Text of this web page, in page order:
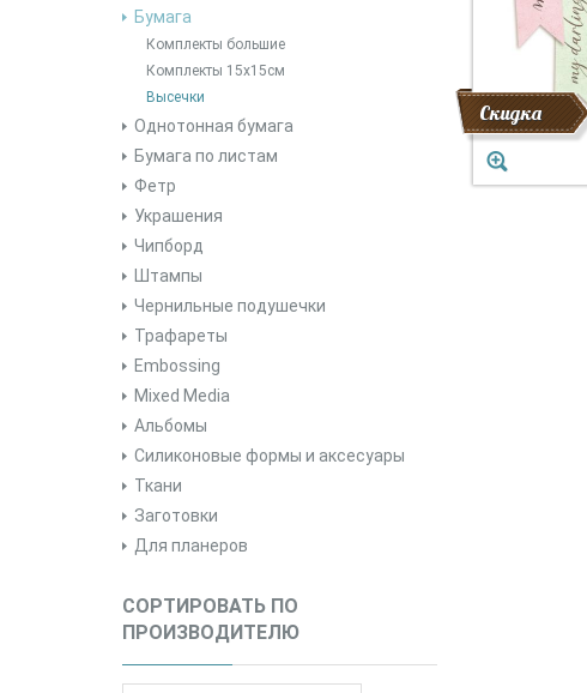
Бумага
Комплекты большие
Комплекты 15х15см
Высечки
Однотонная бумага
Бумага по листам
Фетр
Украшения
Чипборд
Штампы
Чернильные подушечки
Трафареты
Embossing
Mixed Media
Альбомы
Силиконовые формы и аксесуары
Ткани
Заготовки
Для планеров
СОРТИРОВАТЬ ПО
ПРОИЗВОДИТЕЛЮ
Скидка